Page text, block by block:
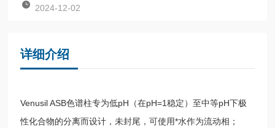
2024-12-02
详细介绍
Venusil ASB色谱柱专为低pH（在pH=1稳定）至中等pH下极
性化合物的分离而设计，未封尾，可使用*水作为流动相；